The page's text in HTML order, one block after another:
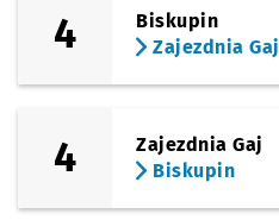
Karłowicza
Stadion Olimpijski
4
Biskupin
Zajezdnia Gaj
4
Zajezdnia Gaj
Biskupin